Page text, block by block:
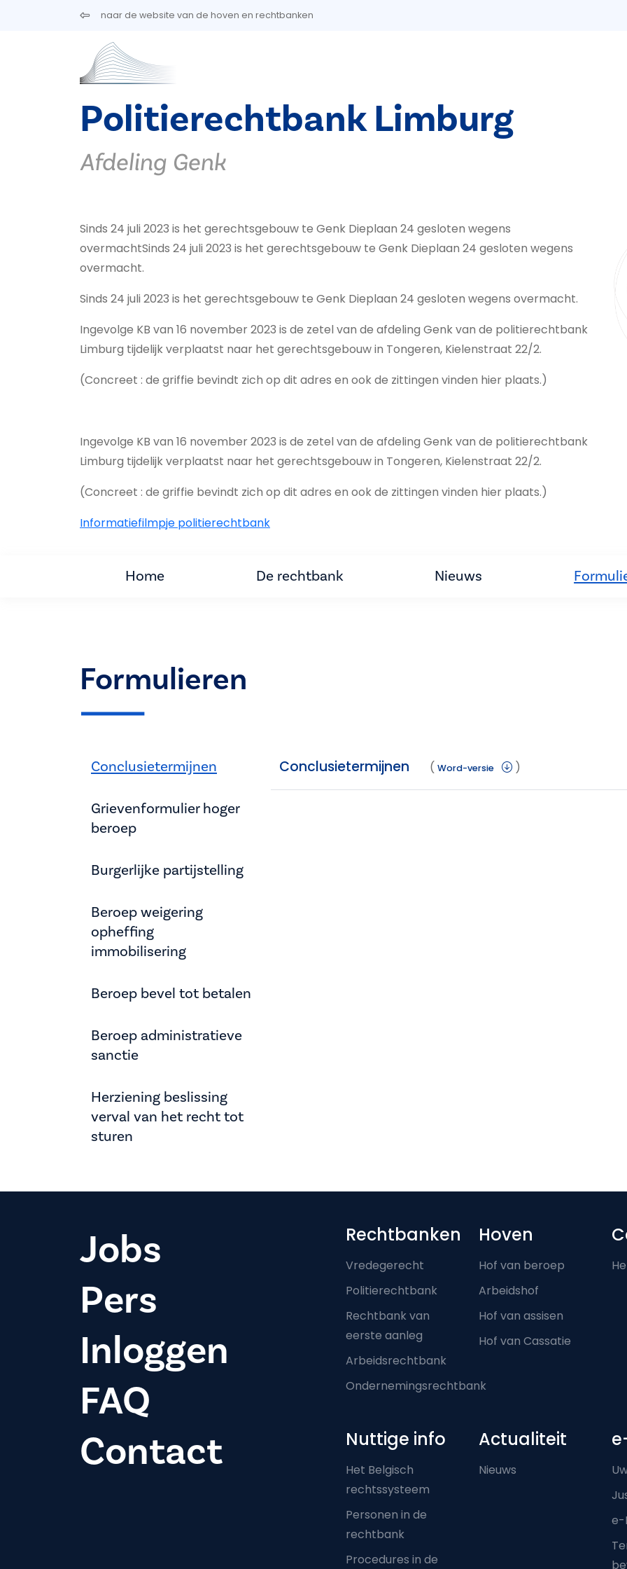
Overslaan en naar de inhoud gaannaar de website van de hoven en rechtbanken
Politierechtbank Limburg
Afdeling Genk
Sinds 24 juli 2023 is het gerechtsgebouw te Genk Dieplaan 24 gesloten wegens
overmachtSinds 24 juli 2023 is het gerechtsgebouw te Genk Dieplaan 24 gesloten wegens
overmacht.
Sinds 24 juli 2023 is het gerechtsgebouw te Genk Dieplaan 24 gesloten wegens overmacht.
Ingevolge KB van 16 november 2023 is de zetel van de afdeling Genk van de politierechtbank
Limburg tijdelijk verplaatst naar het gerechtsgebouw in Tongeren, Kielenstraat 22/2.
(Concreet : de griffie bevindt zich op dit adres en ook de zittingen vinden hier plaats.)
Ingevolge KB van 16 november 2023 is de zetel van de afdeling Genk van de politierechtbank
Limburg tijdelijk verplaatst naar het gerechtsgebouw in Tongeren, Kielenstraat 22/2.
(Concreet : de griffie bevindt zich op dit adres en ook de zittingen vinden hier plaats.)
Informatiefilmpje politierechtbank
Home De rechtbank Nieuws
Formulieren
Conclusietermijnen
Grievenformulier hoger
beroep
Burgerlijke partijstelling
Beroep weigering
opheffing
immobilisering
Beroep bevel tot betalen
Beroep administratieve
sanctie
Herziening beslissing
verval van het recht tot
sturen
Conclusietermijnen ( Word-versie )
Jobs
Pers
Inloggen
FAQ
Contact
Footer-menu
Rechtbanken
Vredegerecht
Politierechtbank
Rechtbank van
eerste aanleg
Arbeidsrechtbank
Ondernemingsrechtbank
Hoven
Hof van beroep
Arbeidshof
Hof van assisen
Hof van Cassatie
Nuttige info
Het Belgisch
rechtssysteem
Personen in de
rechtbank
Procedures in de
Actualiteit
Nieuws
e-